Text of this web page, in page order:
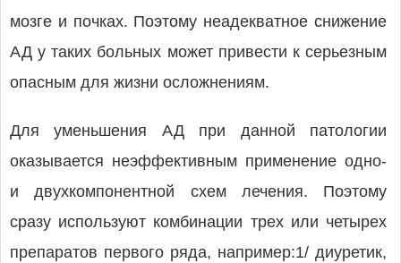
мозге и почках. Поэтому неадекватное снижение
АД у таких больных может привести к серьезным
опасным для жизни осложнениям.
Для уменьшения АД при данной патологии
оказывается неэффективным применение одно-
и двухкомпонентной схем лечения. Поэтому
сразу используют комбинации трех или четырех
препаратов первого ряда, например:1/ диуретик,